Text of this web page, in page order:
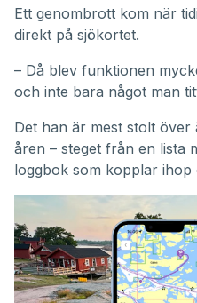
Ett genombrott kom när
direkt på sjökortet.
– Då blev funktionen
och inte bara något man
Det han är mest stolt över
åren – steget från en lista
loggbok som kopplar ihop